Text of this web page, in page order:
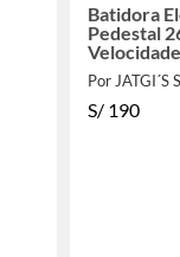
Batidora
Pedestal
Por JATGI´S
S/ 190